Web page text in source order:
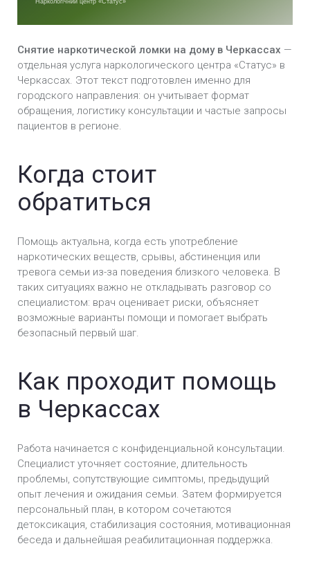
Снятие наркотической ломки в Черкассах
Амбулаторное лечение Наркомании в
Черкассах
Лечение зависимости от метамфетамина в
Черкассах
Черкассах
Лечение зависимости от Экстази в Черкассах
Черкассах
Лечение метадоновой зависимости в
Черкассах
Лечение спайсовой зависимости в Черкассах
Лечение зависимости от амфетамина в
Черкассах
Снятие наркотической ломки на дому в Черкассах —
отдельная услуга наркологического центра «Статус» в
Черкассах. Этот текст подготовлен именно для
городского направления: он учитывает формат
обращения, логистику консультации и частые запросы
пациентов в регионе.
Когда стоит
обратиться
Помощь актуальна, когда есть употребление
наркотических веществ, срывы, абстиненция или
тревога семьи из-за поведения близкого человека. В
таких ситуациях важно не откладывать разговор со
специалистом: врач оценивает риски, объясняет
возможные варианты помощи и помогает выбрать
безопасный первый шаг.
Как проходит помощь
в Черкассах
Работа начинается с конфиденциальной консультации.
Специалист уточняет состояние, длительность
проблемы, сопутствующие симптомы, предыдущий
опыт лечения и ожидания семьи. Затем формируется
персональный план, в котором сочетаются
детоксикация, стабилизация состояния, мотивационная
беседа и дальнейшая реабилитационная поддержка.